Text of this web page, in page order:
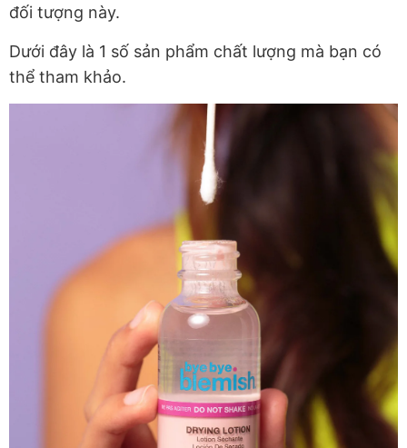
đối tượng này.
Dưới đây là 1 số sản phẩm chất lượng mà bạn có
thể tham khảo.